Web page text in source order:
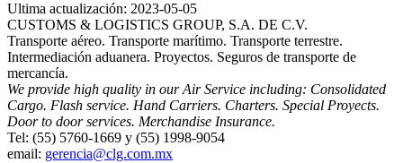
Ultima actualización: 2023-05-05
CUSTOMS & LOGISTICS GROUP, S.A. DE C.V.
Transporte aéreo. Transporte marítimo. Transporte terrestre.
Intermediación aduanera. Proyectos. Seguros de transporte de
mercancía.
We provide high quality in our Air Service including: Consolidated
Cargo. Flash service. Hand Carriers. Charters. Special Proyects.
Door to door services. Merchandise Insurance.
Tel: (55) 5760-1669 y (55) 1998-9054
email: gerencia@clg.com.mx